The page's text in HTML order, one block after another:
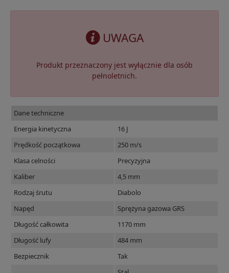
UWAGA
Produkt przeznaczony jest wyłącznie dla osób
pełnoletnich.
Dane techniczne
Energia kinetyczna
16 J
Prędkość początkowa
250 m/s
Klasa celności
Precyzyjna
Kaliber
4,5 mm
Rodzaj śrutu
Diabolo
Napęd
Sprężyna gazowa GRS
Długość całkowita
1170 mm
Długość lufy
484 mm
Bezpiecznik
Tak